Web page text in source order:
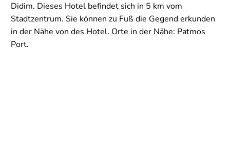
Didim. Dieses Hotel befindet sich in 5 km vom
Stadtzentrum. Sie können zu Fuß die Gegend erkunden
in der Nähe von des Hotel. Orte in der Nähe: Patmos
Port.